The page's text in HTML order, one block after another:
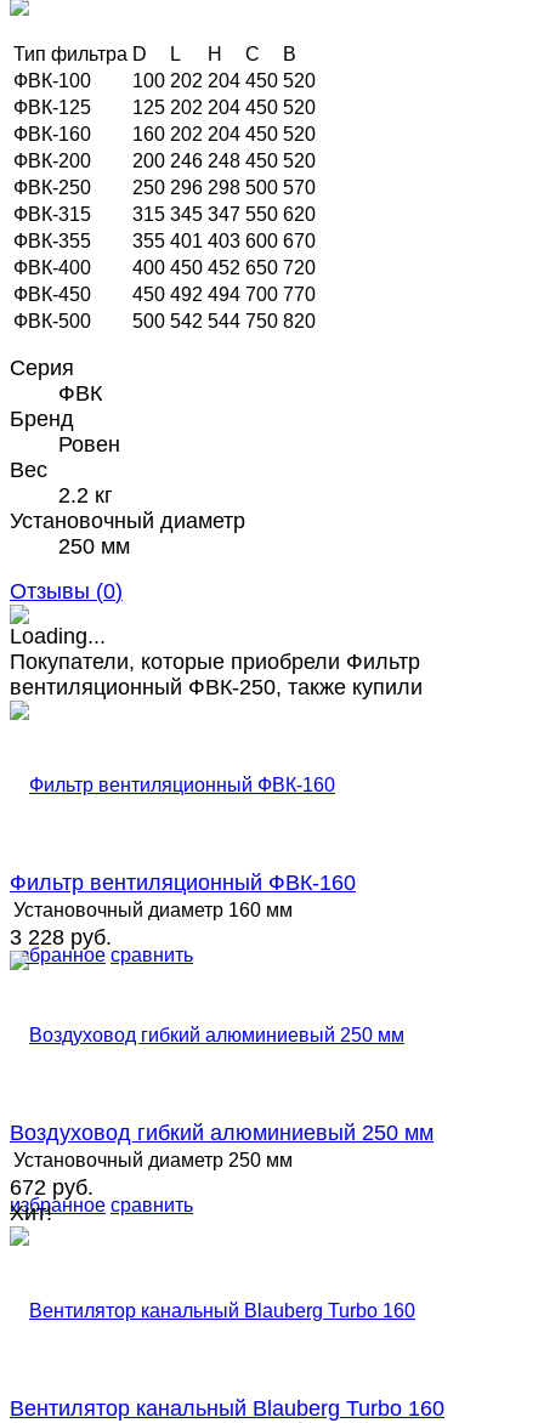
Тип фильтра D L H C
B
ФВК-100
100 202 204 450 520
ФВК-125
125 202 204 450 520
ФВК-160
160 202 204 450 520
ФВК-200
200 246 248 450 520
ФВК-250
250 296 298 500 570
ФВК-315
315 345 347 550 620
ФВК-355
355 401 403 600 670
ФВК-400
400 450 452 650 720
ФВК-450
450 492 494 700 770
ФВК-500
500 542 544 750 820
Серия
ФВК
Бренд
Ровен
Вес
2.2 кг
Установочный диаметр
250 мм
Отзывы (0)
Покупатели, которые приобрели Фильтр
вентиляционный ФВК-250, также купили
избранное сравнить
Фильтр вентиляционный ФВК-160
Установочный диаметр 160 мм
3 228 руб.
избранное сравнить
Воздуховод гибкий алюминиевый 250 мм
Установочный диаметр 250 мм
672 руб.
Хит!
Вентилятор канальный Blauberg Turbo 160